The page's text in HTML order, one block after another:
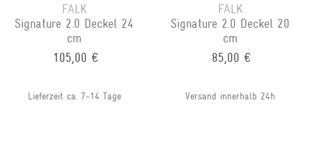
FALK
Signature 2.0 Deckel 24
cm
105,00 €
Lieferzeit ca. 7-14 Tage
FALK
Signature 2.0 Deckel 20
cm
85,00 €
Versand innerhalb 24h